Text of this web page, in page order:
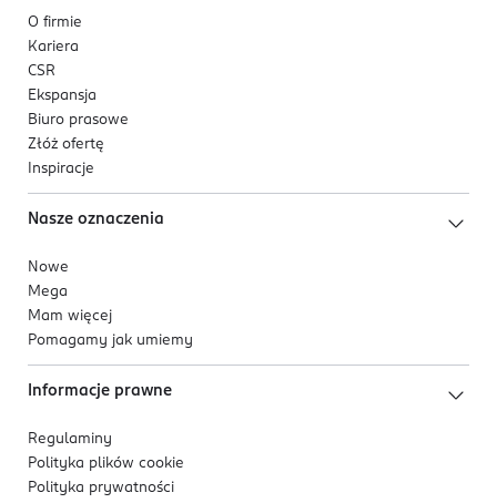
O firmie
Kariera
CSR
Ekspansja
Biuro prasowe
Złóż ofertę
Inspiracje
Nasze oznaczenia
Nowe
Mega
Mam więcej
Pomagamy jak umiemy
Informacje prawne
Regulaminy
Polityka plików cookie
Polityka prywatności